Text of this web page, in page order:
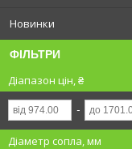
Новинки
ФІЛЬТРИ
Діапазон цін, ₴
Діаметр сопла, мм